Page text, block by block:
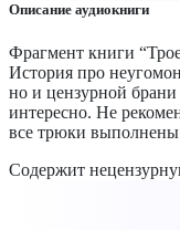
Описание аудиокниги
Фрагмент книги
История про
но и цензурной
интересно. Не
все трюки
Содержит